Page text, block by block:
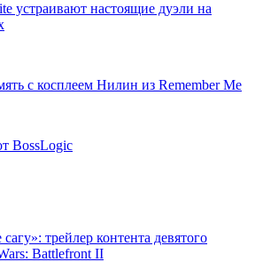
устраивают настоящие дуэли на
с косплеем Нилин из Remember Me
BossLogic
трейлер контента девятого
Battlefront II